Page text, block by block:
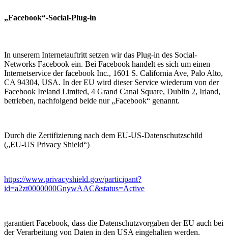
„Facebook“-Social-Plug-in
In unserem Internetauftritt setzen wir das Plug-in des Social-
Networks Facebook ein. Bei Facebook handelt es sich um einen
Internetservice der facebook Inc., 1601 S. California Ave, Palo Alto,
CA 94304, USA. In der EU wird dieser Service wiederum von der
Facebook Ireland Limited, 4 Grand Canal Square, Dublin 2, Irland,
betrieben, nachfolgend beide nur „Facebook“ genannt.
Durch die Zertifizierung nach dem EU-US-Datenschutzschild
(„EU-US Privacy Shield“)
https://www.privacyshield.gov/participant?
id=a2zt0000000GnywAAC&status=Active
garantiert Facebook, dass die Datenschutzvorgaben der EU auch bei
der Verarbeitung von Daten in den USA eingehalten werden.